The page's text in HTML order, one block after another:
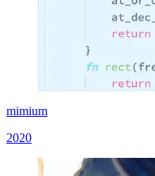
mimium
2020